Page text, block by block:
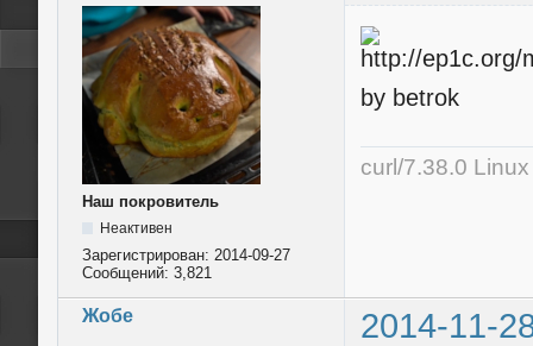
Наш покровитель
Неактивен
Зарегистрирован: 2014-09-27
Сообщений: 3,821
by betrok
curl/7.38.0
Жобе 2014-11-